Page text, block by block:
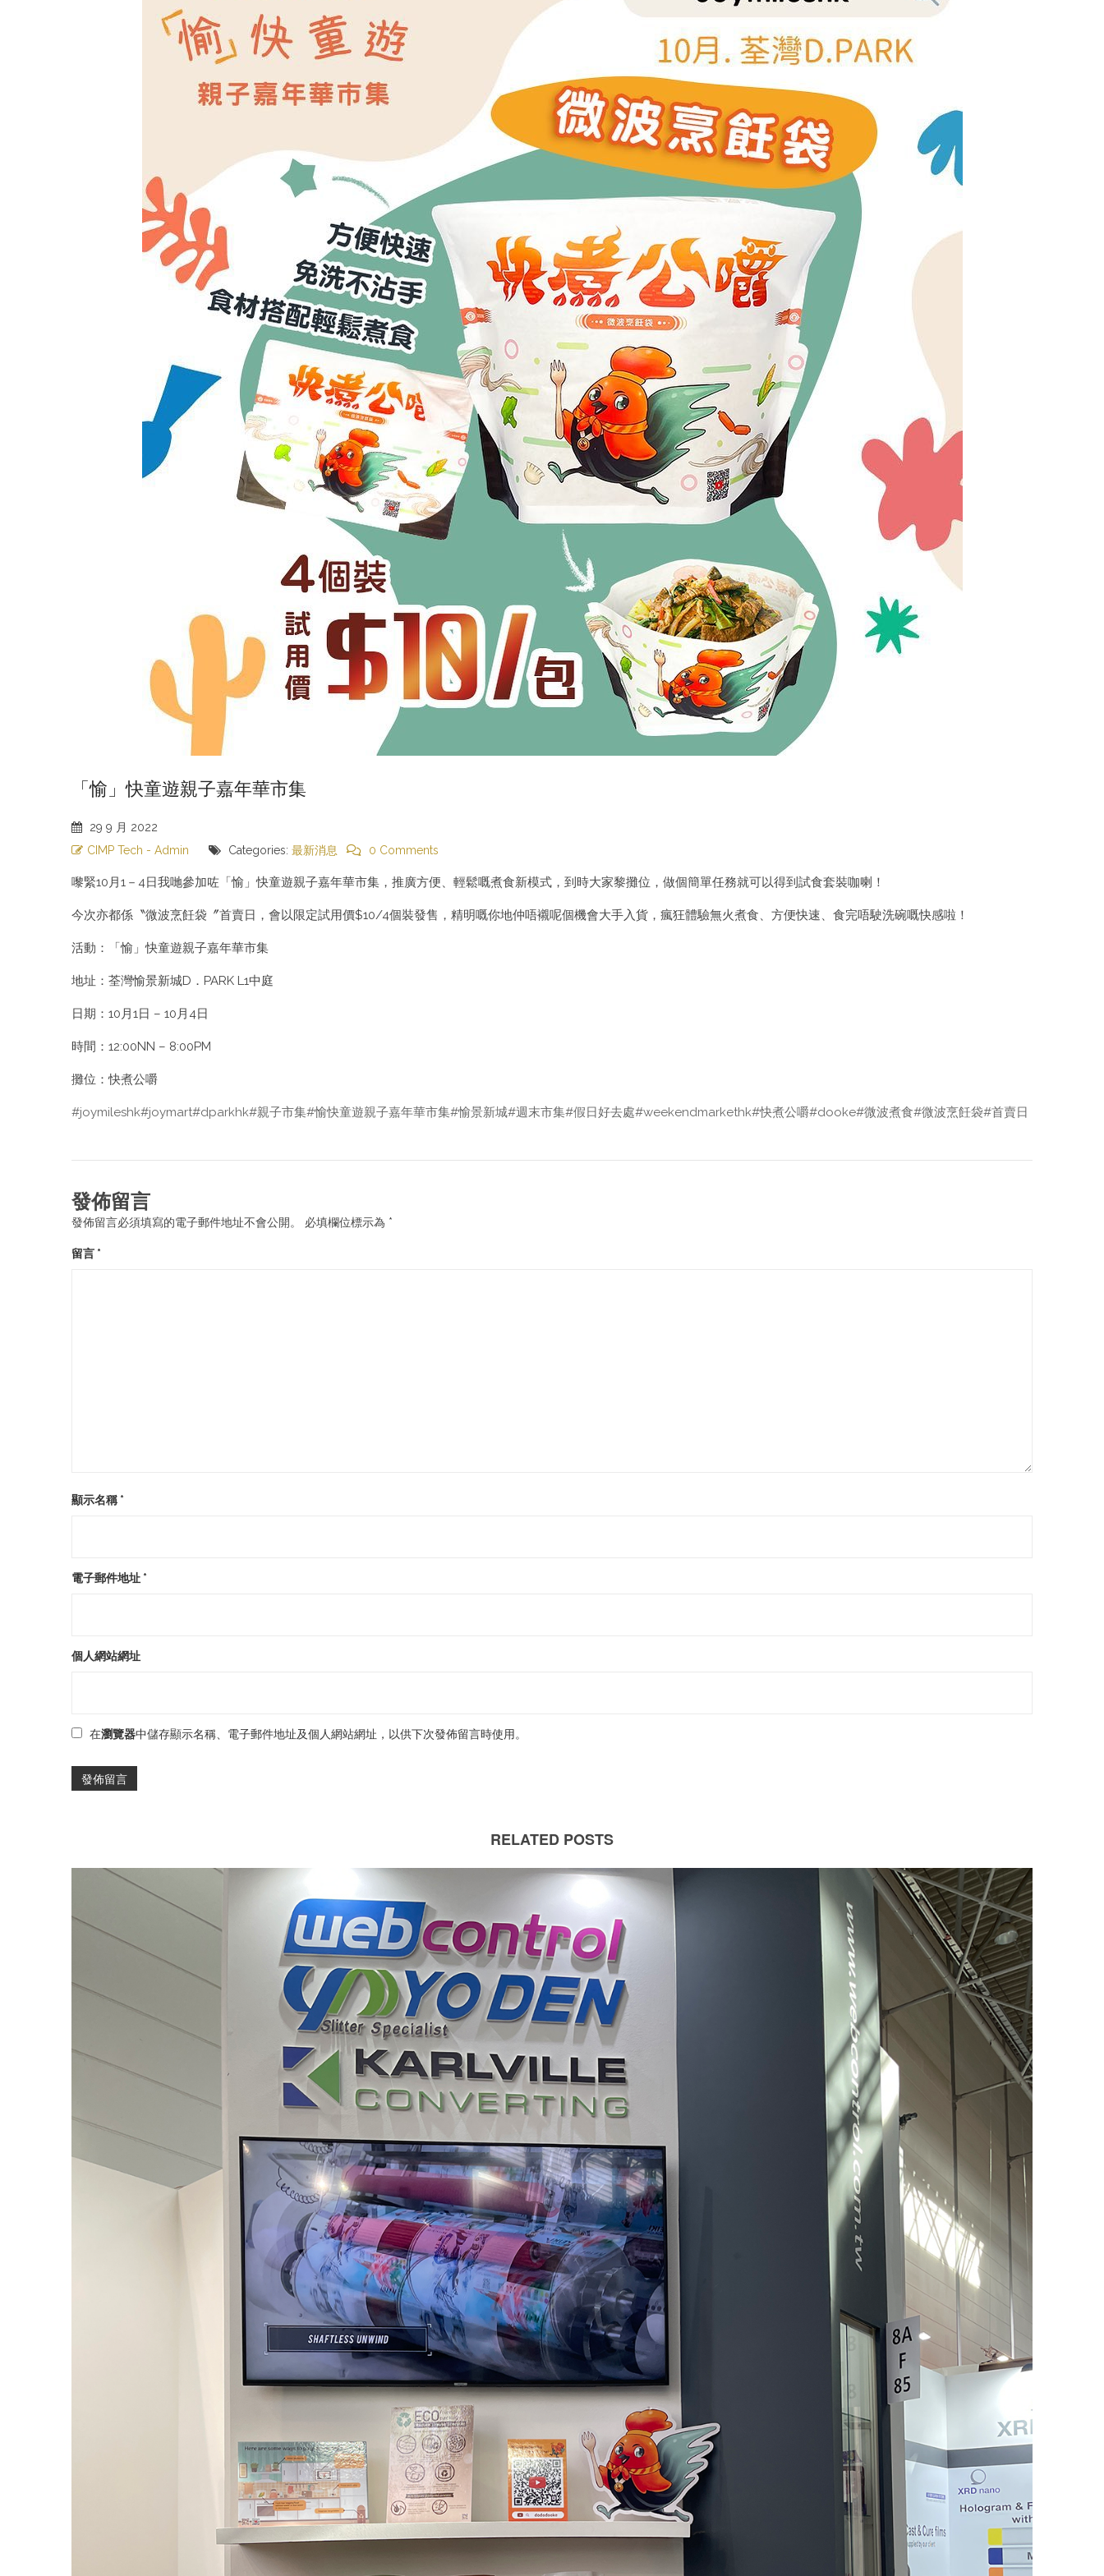
「愉」快童遊親子嘉年華市集
29 9 月 2022
CIMP Tech - Admin
Categories: 最新消息 0 Comments
嚟緊10月1－4日我哋參加咗「愉」快童遊親子嘉年華市集，推廣方便、輕鬆嘅煮食新模式，到時大家黎攤位，做個簡單任務就可以得到試食套裝咖喇！
今次亦都係〝微波烹飪袋〞首賣日，會以限定試用價$10/4個裝發售，精明嘅你地仲唔襯呢個機會大手入貨，瘋狂體驗無火煮食、方便快速、食完唔駛洗碗嘅快感啦！
活動：「愉」快童遊親子嘉年華市集
地址：荃灣愉景新城D．PARK L1中庭
日期：10月1日 – 10月4日
時間：12:00NN – 8:00PM
攤位：快煮公嚼
#joymileshk#joymart#dparkhk#親子市集#愉快童遊親子嘉年華市集#愉景新城#週末市集#假日好去處#weekendmarkethk#快煮公嚼#dooke#微波煮食#微波烹飪袋#首賣日
發佈留言
發佈留言必須填寫的電子郵件地址不會公開。 必填欄位標示為 *
留言 *
顯示名稱 *
電子郵件地址 *
個人網站網址
在瀏覽器中儲存顯示名稱、電子郵件地址及個人網站網址，以供下次發佈留言時使用。
RELATED POSTS